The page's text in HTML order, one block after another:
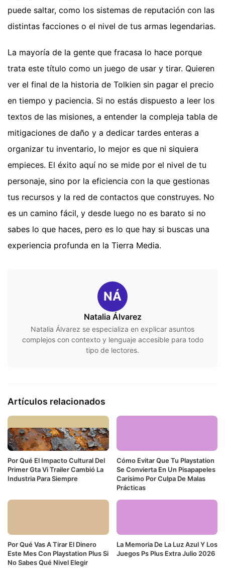
puede saltar, como los sistemas de reputación con las
distintas facciones o el nivel de tus armas legendarias.
La mayoría de la gente que fracasa lo hace porque
trata este título como un juego de usar y tirar. Quieren
ver el final de la historia de Tolkien sin pagar el precio
en tiempo y paciencia. Si no estás dispuesto a leer los
textos de las misiones, a entender la compleja tabla de
mitigaciones de daño y a dedicar tardes enteras a
organizar tu inventario, lo mejor es que ni siquiera
empieces. El éxito aquí no se mide por el nivel de tu
personaje, sino por la eficiencia con la que gestionas
tus recursos y la red de contactos que construyes. No
es un camino fácil, y desde luego no es barato si no
sabes lo que haces, pero es lo que hay si buscas una
experiencia profunda en la Tierra Media.
NÁ
Natalia Álvarez
Natalia Álvarez se especializa en explicar asuntos
complejos con contexto y lenguaje accesible para todo
tipo de lectores.
Artículos relacionados
Por Qué El Impacto Cultural Del
Primer Gta Vi Trailer Cambió La
Industria Para Siempre
Cómo Evitar Que Tu Playstation
Se Convierta En Un Pisapapeles
Carísimo Por Culpa De Malas
Prácticas
Por Qué Vas A Tirar El Dinero
Este Mes Con Playstation Plus Si
No Sabes Qué Nivel Elegir
La Memoria De La Luz Azul Y Los
Juegos Ps Plus Extra Julio 2026